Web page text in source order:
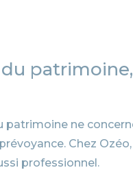
patrimoine ne
Chez
professionnel.